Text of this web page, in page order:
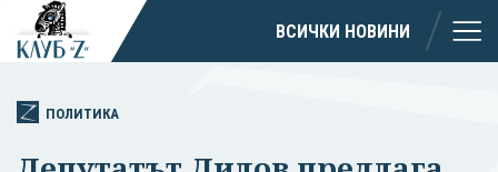
ВСИЧКИ НОВИНИ
ПОЛИТИКА